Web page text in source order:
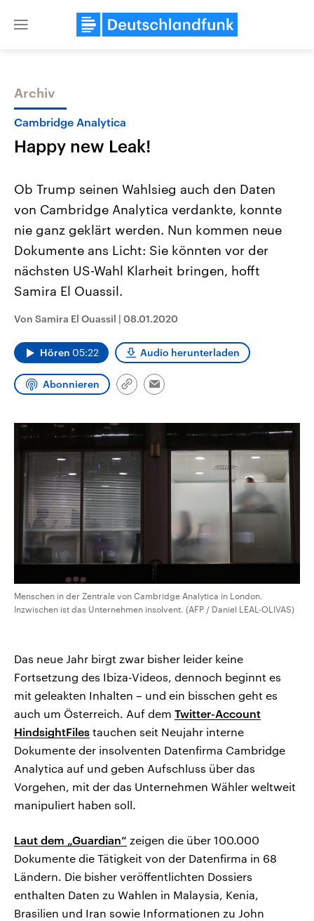
Close
Themen
Landtagswahl Sachsen-Anhalt
2026
Alle Informationen
Sachsen-Anhalt wählt am 6.
September 2026 einen neuen
Bundesland von einer Koalition aus
CDU, SPD und FDP regiert.-
Wahlprogramme, aktuelle Berichte
und Hintergründe zu den Parteien
Wahl.
USA
Aktuelle Beiträge,
Hintergründe
Wirtschaftlich und
Sendungen Programm Podcasts
Audio-Archiv
Archiv
Cambridge Analytica
Happy new Leak!
Ob Trump seinen Wahlsieg auch den Daten
von Cambridge Analytica verdankte, konnte
nie ganz geklärt werden. Nun kommen neue
Dokumente ans Licht: Sie könnten vor der
nächsten US-Wahl Klarheit bringen, hofft
Samira El Ouassil.
Von Samira El Ouassil | 08.01.2020
Hören 05:22 Audio herunterladen
Abonnieren
Link
Email
Menschen in der Zentrale von Cambridge Analytica in London.
Inzwischen ist das Unternehmen insolvent. (AFP / Daniel LEAL-OLIVAS)
Das neue Jahr birgt zwar bisher leider keine
Fortsetzung des Ibiza-Videos, dennoch beginnt es
mit geleakten Inhalten – und ein bisschen geht es
auch um Österreich. Auf dem Twitter-Account
HindsightFiles tauchen seit Neujahr interne
Dokumente der insolventen Datenfirma Cambridge
Analytica auf und geben Aufschluss über das
Vorgehen, mit der das Unternehmen Wähler weltweit
manipuliert haben soll.
Laut dem „Guardian“ zeigen die über 100.000
Dokumente die Tätigkeit von der Datenfirma in 68
Ländern. Die bisher veröffentlichten Dossiers
enthalten Daten zu Wahlen in Malaysia, Kenia,
Brasilien und Iran sowie Informationen zu John